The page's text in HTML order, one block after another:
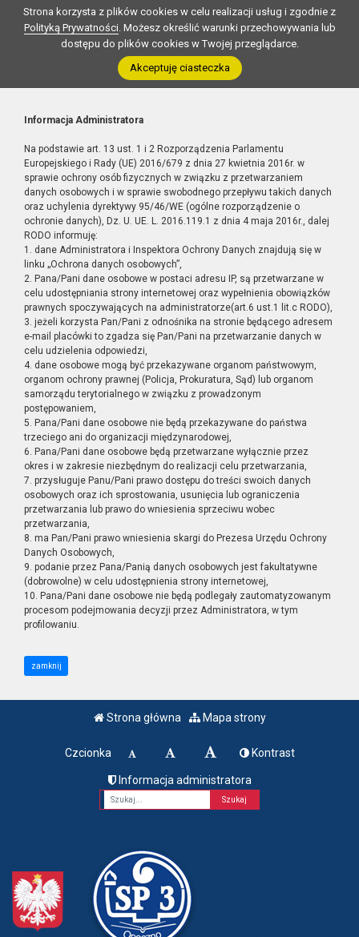
Strona korzysta z plików cookies w celu realizacji usług i zgodnie z
Polityką Prywatności. Możesz określić warunki przechowywania lub
dostępu do plików cookies w Twojej przeglądarce.
Akceptuję ciasteczka
Informacja Administratora
Na podstawie art. 13 ust. 1 i 2 Rozporządzenia Parlamentu
Europejskiego i Rady (UE) 2016/679 z dnia 27 kwietnia 2016r. w
sprawie ochrony osób fizycznych w związku z przetwarzaniem
danych osobowych i w sprawie swobodnego przepływu takich danych
oraz uchylenia dyrektywy 95/46/WE (ogólne rozporządzenie o
ochronie danych), Dz. U. UE. L. 2016.119.1 z dnia 4 maja 2016r., dalej
RODO informuję:
1. dane Administratora i Inspektora Ochrony Danych znajdują się w
linku „Ochrona danych osobowych”,
2. Pana/Pani dane osobowe w postaci adresu IP, są przetwarzane w
celu udostępniania strony internetowej oraz wypełnienia obowiązków
prawnych spoczywających na administratorze(art.6 ust.1 lit.c RODO),
3. jeżeli korzysta Pan/Pani z odnośnika na stronie będącego adresem
e-mail placówki to zgadza się Pan/Pani na przetwarzanie danych w
celu udzielenia odpowiedzi,
4. dane osobowe mogą być przekazywane organom państwowym,
organom ochrony prawnej (Policja, Prokuratura, Sąd) lub organom
samorządu terytorialnego w związku z prowadzonym
postępowaniem,
5. Pana/Pani dane osobowe nie będą przekazywane do państwa
trzeciego ani do organizacji międzynarodowej,
6. Pana/Pani dane osobowe będą przetwarzane wyłącznie przez
okres i w zakresie niezbędnym do realizacji celu przetwarzania,
7. przysługuje Panu/Pani prawo dostępu do treści swoich danych
osobowych oraz ich sprostowania, usunięcia lub ograniczenia
przetwarzania lub prawo do wniesienia sprzeciwu wobec
przetwarzania,
8. ma Pan/Pani prawo wniesienia skargi do Prezesa Urzędu Ochrony
Danych Osobowych,
9. podanie przez Pana/Panią danych osobowych jest fakultatywne
(dobrowolne) w celu udostępnienia strony internetowej,
10. Pana/Pani dane osobowe nie będą podlegały zautomatyzowanym
procesom podejmowania decyzji przez Administratora, w tym
profilowaniu.
zamknij
Strona główna Mapa strony
Czcionka Kontrast
Informacja administratora
Fraza